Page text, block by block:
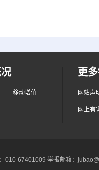
移动增值
更
网站声
网上有
010-67401009 举报邮箱：